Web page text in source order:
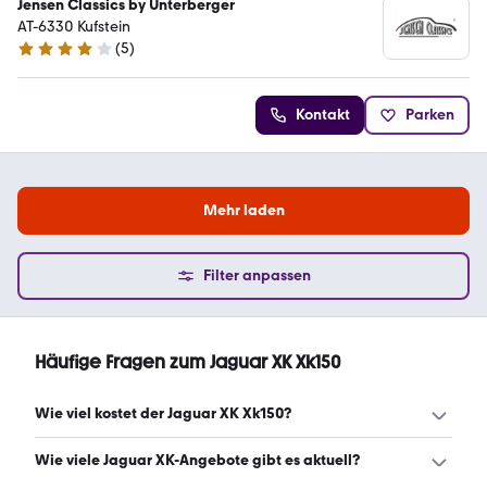
Jensen Classics by Unterberger
AT-6330 Kufstein
4 Sterne
(5)
Kontakt Parken
Mehr laden
Filter anpassen
Häufige Fragen zum Jaguar XK Xk150
Wie viel kostet der Jaguar XK Xk150?
Ein guter Preis für einen Jaguar XK Xk150 liegt zwischen
Wie viele Jaguar XK-Angebote gibt es aktuell?